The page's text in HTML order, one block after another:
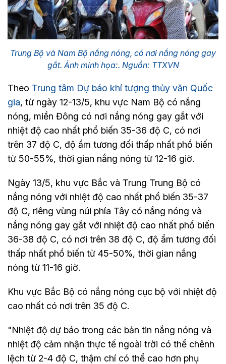
Trung Bộ và Nam Bộ nắng nóng, có nơi nắng nóng gay
gắt. Ảnh minh họa:. Nguồn: TTXVN
Theo Trung tâm Dự báo khí tượng thủy văn Quốc
gia, từ ngày ​12-13/5, khu vực Nam Bộ có nắng
nóng, miền Đông có nơi nắng nóng gay gắt với
nhiệt độ cao nhất phổ biến 35-36 độ C, có nơi
trên 37 độ C, độ ẩm tương đối thấp nhất phổ biến
từ 50-55%, thời gian nắng nóng từ 12-16 giờ.
Ngày 13/5, khu vực Bắc và Trung Trung Bộ có
nắng nóng với nhiệt độ cao nhất phổ biến 35-37
độ C, riêng vùng núi phía Tây có nắng nóng và
nắng nóng gay gắt với nhiệt độ cao nhất phổ biến
36-38 độ C, có nơi trên 38 độ C, độ ẩm tương đối
thấp nhất phổ biến từ 45-50%, thời gian nắng
nóng từ 11-16 giờ.
Khu vực Bắc Bộ có nắng nóng cục bộ với nhiệt độ
cao nhất có nơi trên 35 độ C.
"Nhiệt độ dự báo trong các bản tin nắng nóng và
nhiệt độ cảm nhận thực tế ngoài trời có thể chênh
lệch từ 2-4 độ C, thậm chí có thể cao hơn phụ